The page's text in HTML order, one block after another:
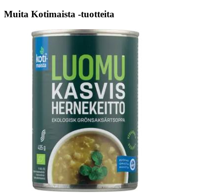
Muita Kotimaista -tuotteita